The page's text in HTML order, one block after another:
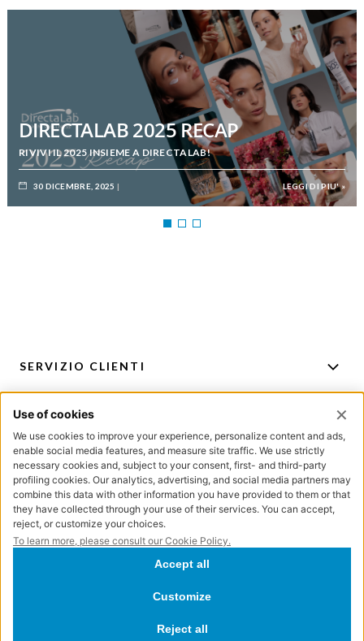
DIRECTALAB 2025 RECAP
RIVIVI IL 2025 INSIEME A DIRECTALAB!
30 DICEMBRE, 2025 LEGGI DI PIU' »
SERVIZIO CLIENTI
PER CONSIGLI E ACQUISTI
ISCRIZIONE NEWSLETTER
Directa Lab S.r.l. – Via Bertani, 6 – 20154 Milano – Cod. Fisc. e P.IVA IT04572300962 -